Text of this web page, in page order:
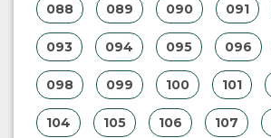
088 089 090 091
093 094 095 096
098 099 100 101
104 105 106 107